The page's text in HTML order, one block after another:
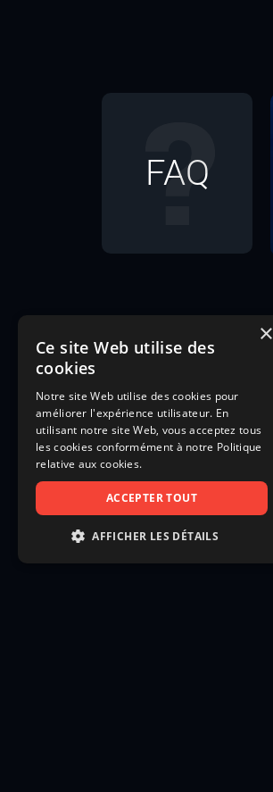
FAQ
×
Ce site Web utilise des
cookies
Notre site Web utilise des cookies pour
améliorer l'expérience utilisateur. En
utilisant notre site Web, vous acceptez tous
les cookies conformément à notre Politique
relative aux cookies.
ACCEPTER TOUT
AFFICHER LES DÉTAILS